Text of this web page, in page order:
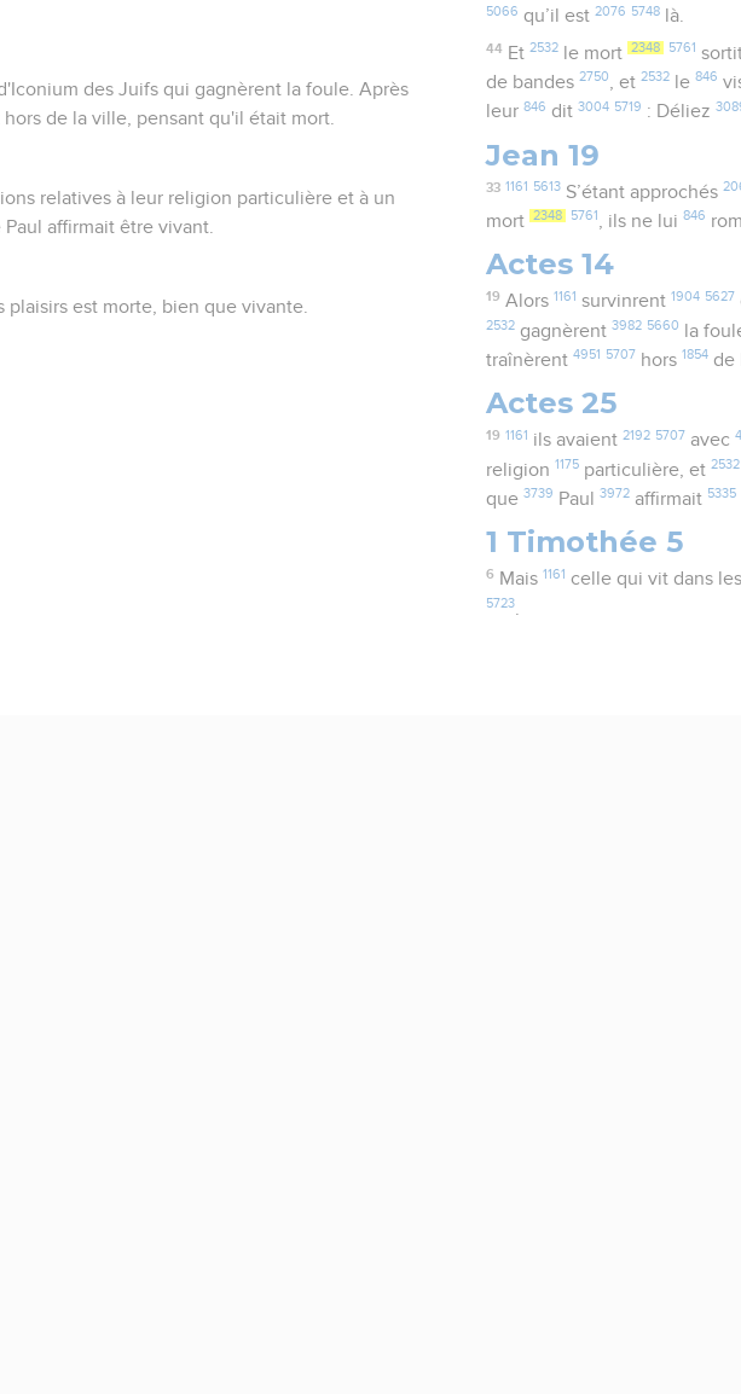
des Juifs qui gagnèrent la foule. Après
de la ville, pensant qu'il était mort.
relatives à leur religion particulière et à un
affirmait être vivant.
plaisirs est morte, bien que vivante.
5066 qu’il est2076 5748 là.
44 Et 2532le mort 2348 5761
de bandes2750, et2532 le846
leur846 dit3004 5719 : Déliez
Jean 19
33 1161 5613S’étant approchés
mort 2348 5761 , ils ne lui846
Actes 14
19 Alors 1161 survinrent 1904 5627
2532 gagnèrent3982 5660 la
traînèrent4951 5707 hors 1854 de
Actes 25
19 1161 ils avaient 2192 5707 avec
religion 1175 particulière, et2532
que3739 Paul3972 affirmait 5335
1 Timothée 5
6 Mais 1161 celle qui vit dans
5723